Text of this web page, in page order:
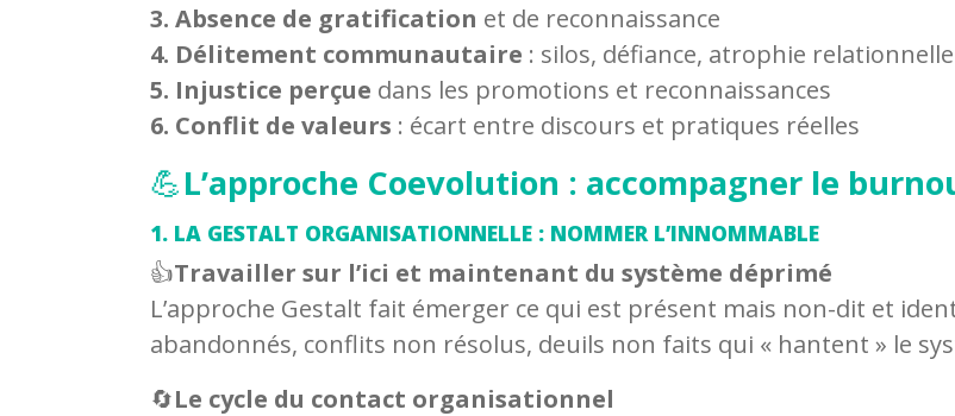
3. Absence de gratification et de reconnaissance
4. Délitement communautaire : silos, défiance, atrophie relationnelle
5. Injustice perçue dans les promotions et reconnaissances
6. Conflit de valeurs : écart entre discours et pratiques réelles
💪L’approche Coevolution : accompagner le
1. LA GESTALT ORGANISATIONNELLE : NOMMER L’INNOMMABLE
👍Travailler sur l’ici et maintenant du système déprimé
L’approche Gestalt fait émerger ce qui est présent mais non-dit et
abandonnés, conflits non résolus, deuils non faits qui « hantent » le
🔄️Le cycle du contact organisationnel